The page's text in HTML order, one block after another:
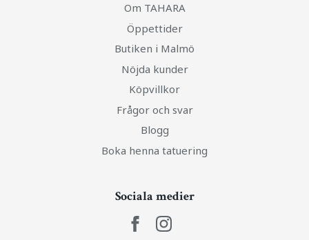
Om TAHARA
Öppettider
Butiken i Malmö
Nöjda kunder
Köpvillkor
Frågor och svar
Blogg
Boka henna tatuering
Sociala medier